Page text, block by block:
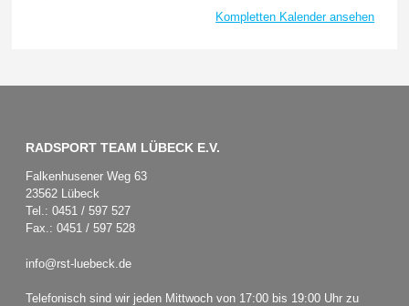
Kompletten Kalender ansehen
RADSPORT TEAM LÜBECK E.V.
Falkenhusener Weg 63
23562 Lübeck
Tel.: 0451 / 597 527
Fax.: 0451 / 597 528
info@rst-luebeck.de
Telefonisch sind wir jeden Mittwoch von 17:00 bis 19:00 Uhr zu